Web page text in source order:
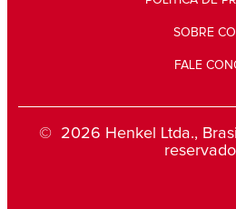
SOBRE
FALE
© 2026 Henkel Ltda.,